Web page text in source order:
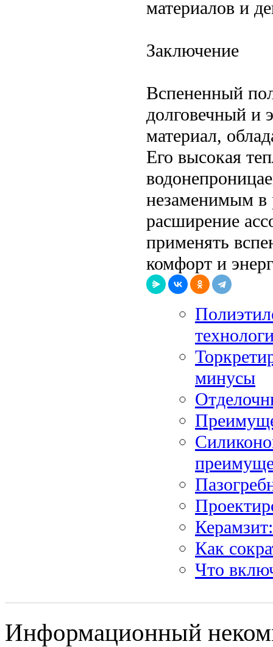
материалов и
Заключение
Вспененный
долговечный и
материал,
Его высокая
незаменимым в
расширение
применять
комфорт и
минусы
Как
Что
Информационный